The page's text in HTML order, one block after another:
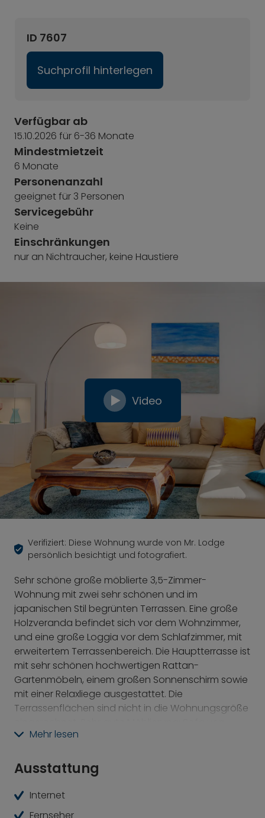
ID 7607
Suchprofil hinterlegen
Verfügbar ab
15.10.2026 für 6-36 Monate
Mindestmietzeit
6 Monate
Personenanzahl
geeignet für 3 Personen
Servicegebühr
Keine
Einschränkungen
nur an Nichtraucher, keine Haustiere
Video
Verifiziert: Diese Wohnung wurde von Mr. Lodge
persönlich besichtigt und fotografiert.
Sehr schöne große möblierte 3,5-Zimmer-
Wohnung mit zwei sehr schönen und im
japanischen Stil begrünten Terrassen. Eine große
Holzveranda befindet sich vor dem Wohnzimmer,
und eine große Loggia vor dem Schlafzimmer, mit
erweitertem Terrassenbereich. Die Hauptterrasse ist
mit sehr schönen hochwertigen Rattan-
Gartenmöbeln, einem großen Sonnenschirm sowie
mit einer Relaxliege ausgestattet. Die
Terrassenflächen sind nicht in die Wohnungsgröße
ewald schillig, Wohnwand von misura emme,
Schlafzimmermöbel, Einbauküche vom Schreiner
mit Siemens-Elektrogeräten. Sehr angenehm:
Wohnungstür mit Video-Gegensprechanlage.
Mehr lesen
Ausstattung
Internet